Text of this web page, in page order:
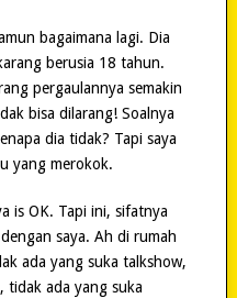
bagaimana lagi. Dia
berusia 18 tahun.
pergaulannya semakin
bisa dilarang! Soalnya
dia tidak? Tapi saya
yang merokok.
is OK. Tapi ini, sifatnya
saya. Ah di rumah
ada yang suka talkshow,
tidak ada yang suka